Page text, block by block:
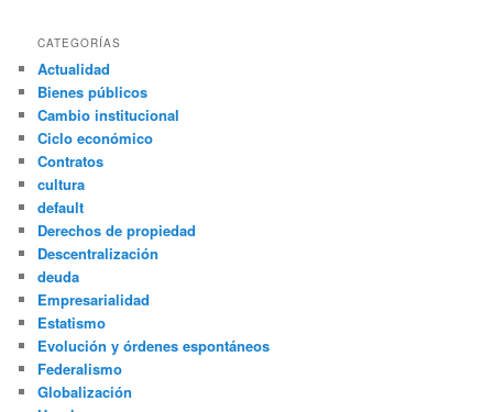
CATEGORÍAS
Actualidad
Bienes públicos
Cambio institucional
Ciclo económico
Contratos
cultura
default
Derechos de propiedad
Descentralización
deuda
Empresarialidad
Estatismo
Evolución y órdenes espontáneos
Federalismo
Globalización